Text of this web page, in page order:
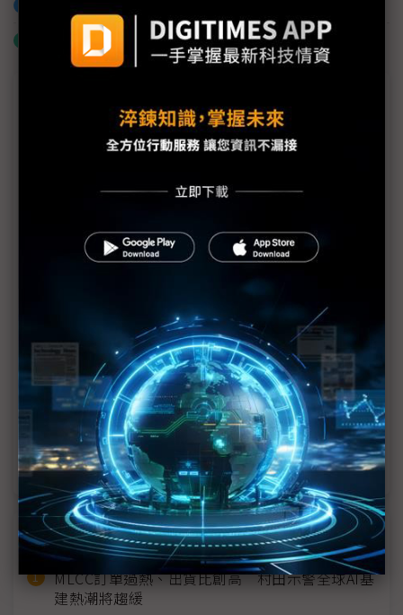
什麼是「關鍵字追蹤」
大立光9日股東會三大看點解析 FAU進度最吸睛
光學廠難得齊聚COMPUTEX為哪樁？CPO、機器人點
大立光首登COMPUTEX 光學龍頭憑CPO闖AI光通訊
COMPUTEX秀演唱會疏散人潮功臣 佳能4Q再迎日
系相機驚喜大單
Metalens強攻機器人、V型槽搶進CPO 先進光劈出
次世代光學與半導體坦途
美系無人機＋人形機器人雙線齊飛 華晶科脫離消費
性紅海航向AI
近７天熱門報導
MLCC訂單過熱、出貨比創高 村田示警全球AI基
建熱潮將趨緩